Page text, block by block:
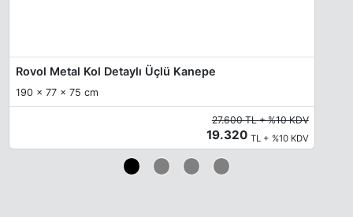
Rovol Metal Kol Detaylı Üçlü Kanepe
190 x 77 x 75 cm
27.600 TL + %10 KDV
19.320 TL + %10 KDV